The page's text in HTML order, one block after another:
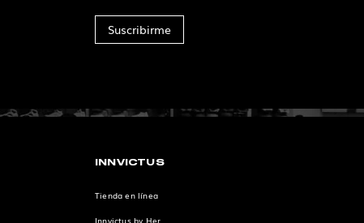
Suscribirme
INNVICTUS
Tienda en línea
Innvictus by Her